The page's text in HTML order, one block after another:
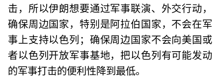
击，所以伊朗想要通过军事联演、外交行动，
确保周边国家，特别是阿拉伯国家，不会在军
事上支持以色列；确保周边国家不会向美国或
者以色列开放军事基地，把以色列有可能发动
的军事打击的便利性降到最低。